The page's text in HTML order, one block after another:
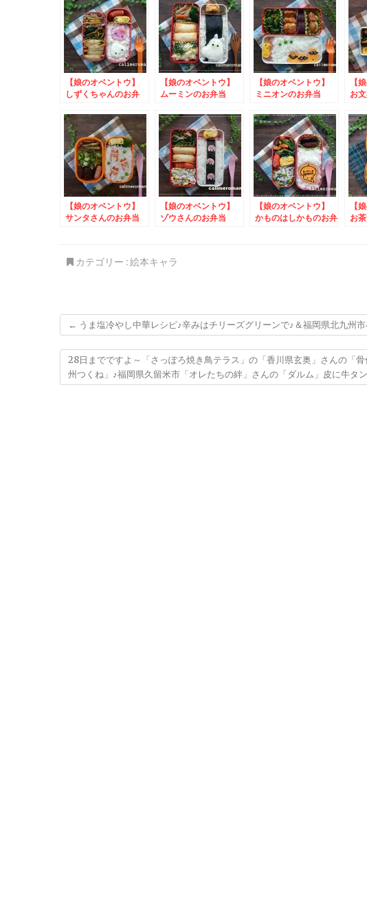
ーン
ン
【娘のオベントウ】
しずくちゃんのお弁
ーズ写真投稿キャンペ
ーン
【娘のオベントウ】
ムーミンのお弁当
トマトソース レシピ
コンテスト
【娘のオベントウ】
ミニオンのお弁当
真投稿キャンペーン
【
お
サ
ン
【娘のオベントウ】
サンタさんのお弁当
【娘のオベントウ】
ゾウさんのお弁当
【娘のオベントウ】
かものはしかものお弁
【
お
カテゴリー :絵本キャラ
← うま塩冷やし中華レシピ♪辛みはチリーズグリーンで♪＆福岡県北九州
28日までですよ～「さっぽろ焼き鳥テラス」の「香川県玄奥」さんの「
州つくね」♪福岡県久留米市「オレたちの絆」さんの「ダルム」皮に牛タ